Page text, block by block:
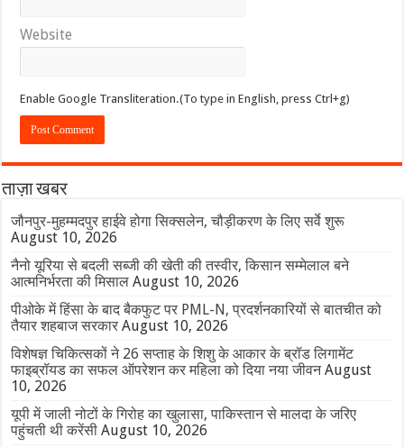
Website
Enable Google Transliteration.(To type in English, press Ctrl+g)
ताज़ा खबर
जौनपुर-मुहम्मदपुर हाईवे होगा सिक्सलेन, चौड़ीकरण के लिए सर्वे शुरू
August 10, 2026
नैनो यूरिया से बदली सब्जी की खेती की तस्वीर, किसान सम्मेलाल बने
आत्मनिर्भरता की मिसाल August 10, 2026
पीओके में हिंसा के बाद बैकफुट पर PML-N, प्रदर्शनकारियों से बातचीत को
तैयार शहबाज सरकार August 10, 2026
विशेषज्ञ चिकित्सकों ने 26 सप्ताह के शिशु के आकार के ब्रॉड लिगामेंट
फाइब्रॉयड का सफल ऑपरेशन कर महिला को दिया नया जीवन August
10, 2026
यूपी में जाली नोटों के गिरोह का खुलासा, पाकिस्तान से मालदा के जरिए
पहुंचती थी करेंसी August 10, 2026